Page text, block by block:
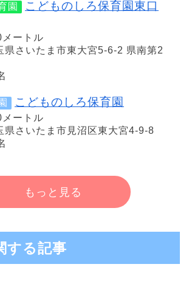
園
こどものしろ保育園東口
ートル
県さいたま市東大宮5-6-2 県南第2
こどものしろ保育園
ートル
県さいたま市見沼区東大宮4-9-8
もっと見る
する記事